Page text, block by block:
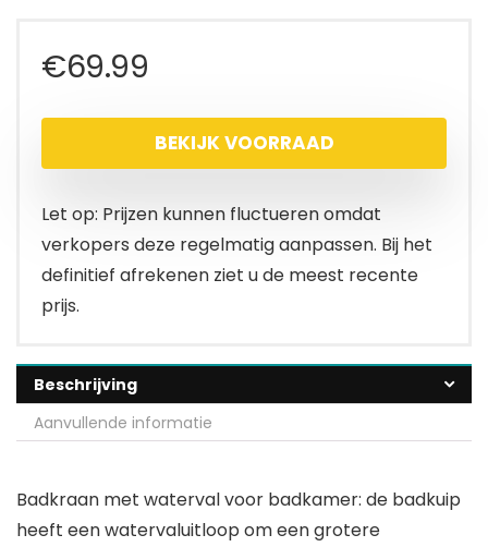
€69.99
BEKIJK VOORRAAD
Let op: Prijzen kunnen fluctueren omdat
verkopers deze regelmatig aanpassen. Bij het
definitief afrekenen ziet u de meest recente
prijs.
Beschrijving
Aanvullende informatie
Badkraan met waterval voor badkamer: de badkuip
heeft een watervaluitloop om een grotere